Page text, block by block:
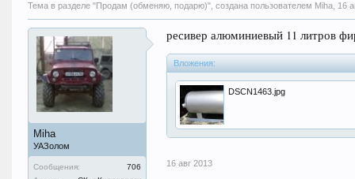
Тема в разделе "Продам (обменяю, подарю)", создана пользователем Miha, 16
Miha
УАЗолом
Сообщения:
706
ресивер алюминиевый 11 литров
Вложения:
DSCN1463.jpg
16 авг 2013